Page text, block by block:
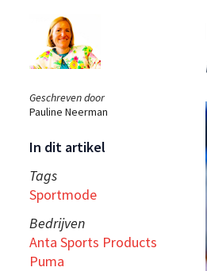
Geschreven door
Pauline Neerman
In dit artikel
Tags
Sportmode
Bedrijven
Anta Sports Products
Puma